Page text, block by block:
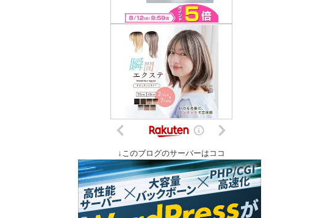
↓このブログのサーバーはココ